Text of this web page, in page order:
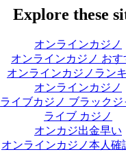
Explore these
オンラインカジノ
オンラインカジノ おす
オンラインカジノラン
オンラインカジノ
ライブカジノ ブラックジ
ライブ カジノ
オンカジ出金早い
オンラインカジノ本人確